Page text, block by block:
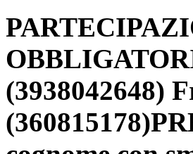
(3938042648)
(360815178)